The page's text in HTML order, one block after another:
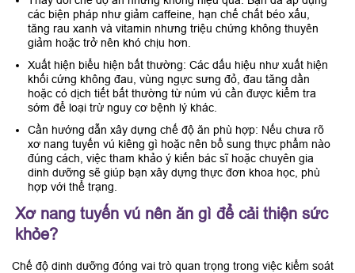
các biện pháp như giảm caffeine, hạn chế chất béo xấu,
tăng rau xanh và vitamin nhưng triệu chứng không thuyên
giảm hoặc trở nên khó chịu hơn.
Xuất hiện biểu hiện bất thường: Các dấu hiệu như xuất hiện
khối cứng không đau, vùng ngực sưng đỏ, đau tăng dần
hoặc có dịch tiết bất thường từ núm vú cần được kiểm tra
sớm để loại trừ nguy cơ bệnh lý khác.
Cần hướng dẫn xây dựng chế độ ăn phù hợp: Nếu chưa rõ
xơ nang tuyến vú kiêng gì hoặc nên bổ sung thực phẩm nào
đúng cách, việc tham khảo ý kiến bác sĩ hoặc chuyên gia
dinh dưỡng sẽ giúp bạn xây dựng thực đơn khoa học, phù
hợp với thể trạng.
Xơ nang tuyến vú nên ăn gì để cải thiện sức
khỏe?
Chế độ dinh dưỡng đóng vai trò quan trọng trong việc kiểm soát